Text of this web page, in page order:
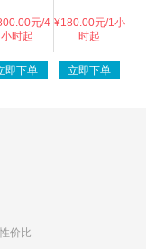
元/4
小时起
¥180.00元/1小
时起
即下单 立即下单
价比